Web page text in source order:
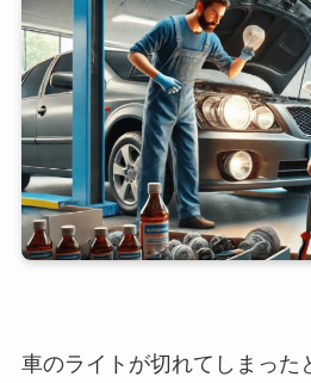
車のライトが切れてしまった